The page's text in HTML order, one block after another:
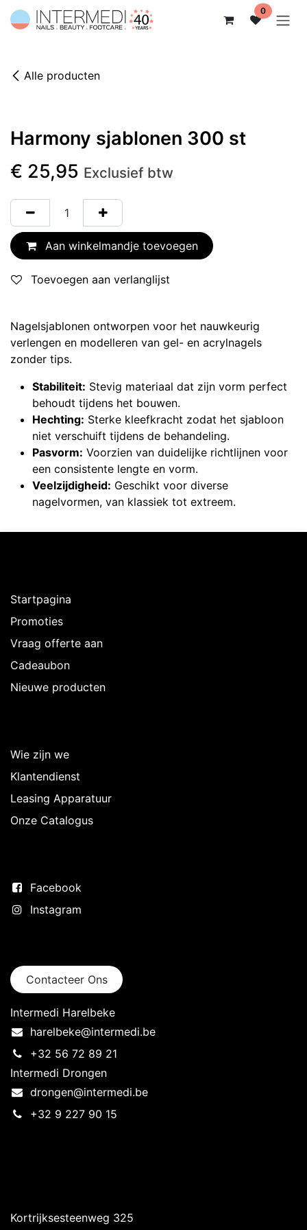
Overslaan naar inhoud 0
Alle producten
Harmony sjablonen 300 st
Nagelsjablonen ontworpen voor het nauwkeurig
verlengen en modelleren van gel- en acrylnagels
zonder tips.
Stabiliteit: Stevig materiaal dat zijn vorm perfect
behoudt tijdens het bouwen.
Hechting: Sterke kleefkracht zodat het sjabloon
niet verschuift tijdens de behandeling.
Pasvorm: Voorzien van duidelijke richtlijnen voor
een consistente lengte en vorm.
Veelzijdigheid: Geschikt voor diverse
nagelvormen, van klassiek tot extreem.
€ 25,95 Exclusief btw
Aan winkelmandje toevoegen
Toevoegen aan verlanglijst
Startpagina
Promoties
Vraag offerte aan
Cadeaubon
Nieuwe producten
Wie zijn we
Klantendienst
Leasing Apparatuur
Onze Catalogus
Facebook
Instagram
Contacteer Ons
Intermedi Harelbeke
harelbeke@intermedi.be
+32 56 72 89 21
Intermedi Drongen
drongen@intermedi.be
+32 9 227 90 15
Kortrijksesteenweg 325